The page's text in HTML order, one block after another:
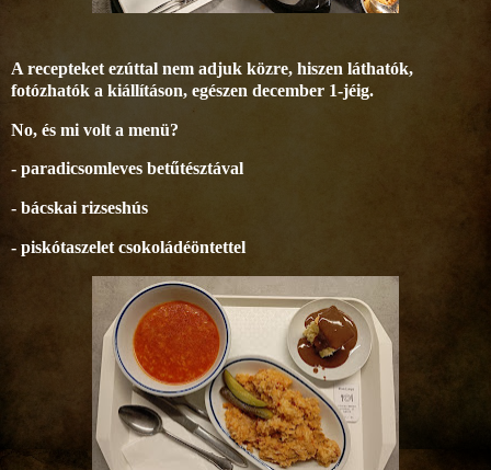
A recepteket ezúttal nem adjuk közre, hiszen láthatók,
fotózhatók a kiállításon, egészen december 1-jéig.
No, és mi volt a menü?
- paradicsomleves betűtésztával
- bácskai rizseshús
- piskótaszelet csokoládéöntettel